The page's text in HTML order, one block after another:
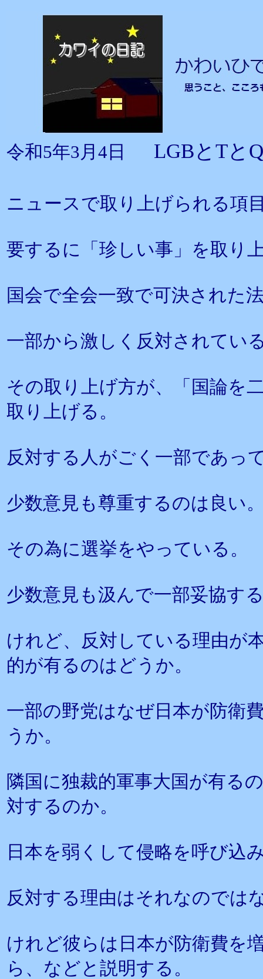
令和5年3月4日 LGBとT
ニュースで取り上げられる項
要するに「珍しい事」を取り
国会で全会一致で可決された
一部から激しく反対されてい
その取り上げ方が、「国論を
取り上げる。
反対する人がごく一部であっ
少数意見も尊重するのは良い
その為に選挙をやっている。
少数意見も汲んで一部妥協す
けれど、反対している理由が
的が有るのはどうか。
一部の野党はなぜ日本が防衛
うか。
隣国に独裁的軍事大国が有る
対するのか。
日本を弱くして侵略を呼び込
反対する理由はそれなのでは
けれど彼らは日本が防衛費を
ら、などと説明する。